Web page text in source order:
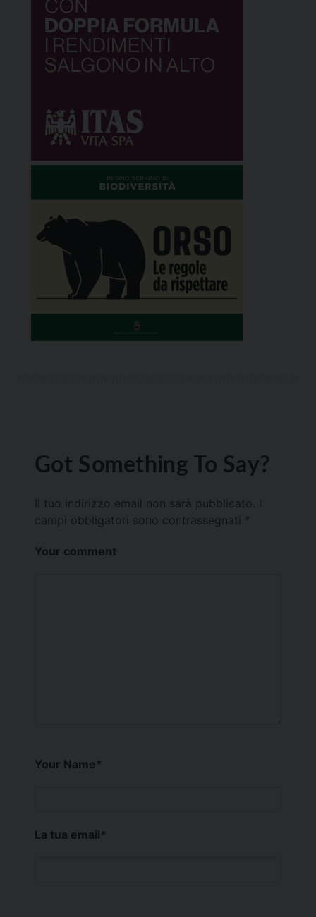
Got Something To Say?
Il tuo indirizzo email non sarà pubblicato.
campi obbligatori sono contrassegnati *
Your comment
Your Name*
La tua email*